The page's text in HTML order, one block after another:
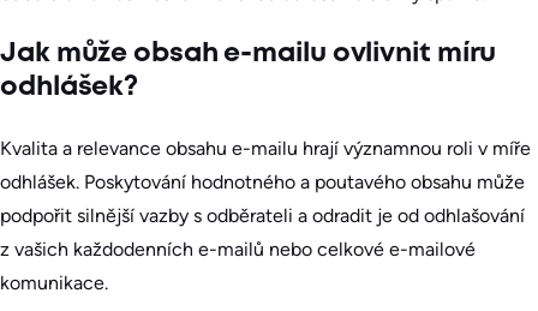
Jak může obsah e-mailu ovlivnit míru
odhlášek?
Kvalita a relevance obsahu e-mailu hrají významnou roli v míře
odhlášek. Poskytování hodnotného a poutavého obsahu může
podpořit silnější vazby s odběrateli a odradit je od odhlašování
z vašich každodenních e-mailů nebo celkové e-mailové
komunikace.